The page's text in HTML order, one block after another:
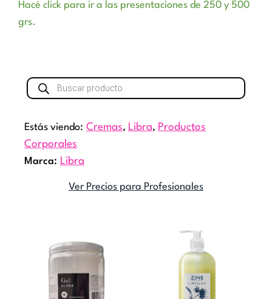
Hacé click para ir a las presentaciones de 250 y 500
grs.
Búsqueda
de
Estás viendo: Cremas, Libra, Productos
Corporales
Marca: Libra
Ver Precios para Profesionales